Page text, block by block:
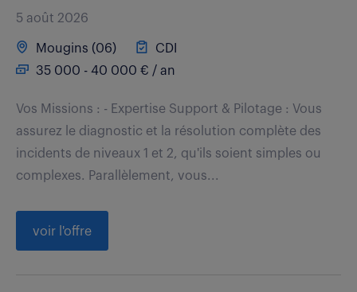
5 août 2026
Mougins (06)
CDI
35 000 - 40 000 € / an
Vos Missions : - Expertise Support & Pilotage : Vous
assurez le diagnostic et la résolution complète des
incidents de niveaux 1 et 2, qu'ils soient simples ou
complexes. Parallèlement, vous...
voir l'offre